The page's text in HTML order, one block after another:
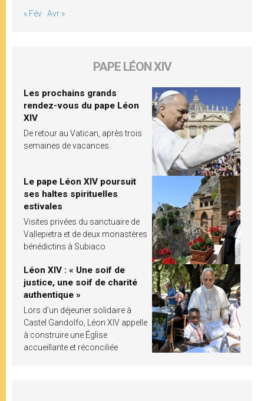
« Fév Avr »
PAPE LÉON XIV
Les prochains grands
rendez-vous du pape Léon
XIV
De retour au Vatican, après trois
semaines de vacances
Le pape Léon XIV poursuit
ses haltes spirituelles
estivales
Visites privées du sanctuaire de
Vallepietra et de deux monastères
bénédictins à Subiaco
Léon XIV : « Une soif de
justice, une soif de charité
authentique »
Lors d’un déjeuner solidaire à
Castel Gandolfo, Léon XIV appelle
à construire une Église
accueillante et réconciliée